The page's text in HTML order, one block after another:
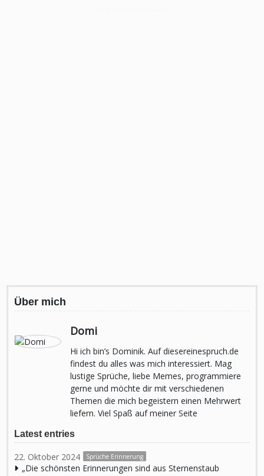
Über mich
Domi
Hi ich bin’s Dominik. Auf diesereinespruch.de
findest du alles was mich interessiert. Mag
lustige Sprüche, liebe Memes, programmiere
gerne und möchte dir mit verschiedenen
Themen die mich begeistern einen Mehrwert
liefern. Viel Spaß auf meiner Seite
Latest entries
22. Oktober 2024 Sprüche Erinnerung
„Die schönsten Erinnerungen sind aus Sternenstaub